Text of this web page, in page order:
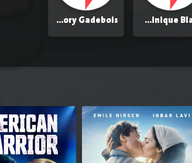
Dominique Blanc
Grégory Gadebois